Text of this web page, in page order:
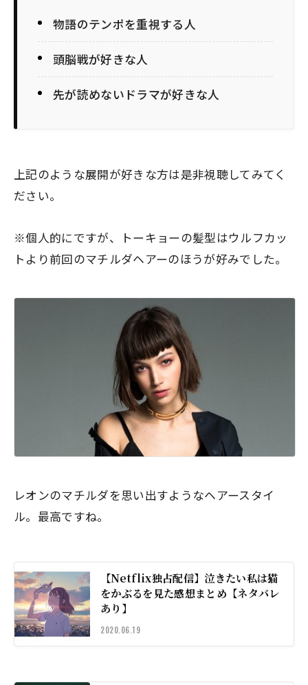
物語のテンポを重視する人
頭脳戦が好きな人
先が読めないドラマが好きな人
上記のような展開が好きな方は是非視聴してみてく
ださい。
※個人的にですが、トーキョーの髪型はウルフカッ
トより前回のマチルダヘアーのほうが好みでした。
レオンのマチルダを思い出すようなヘアースタイ
ル。最高ですね。
【Netflix独占配信】泣きたい私は猫
をかぶるを見た感想まとめ【ネタバレ
あり】
2020.06.19